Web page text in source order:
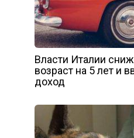
Власти Италии
возраст на 5 лет и
доход